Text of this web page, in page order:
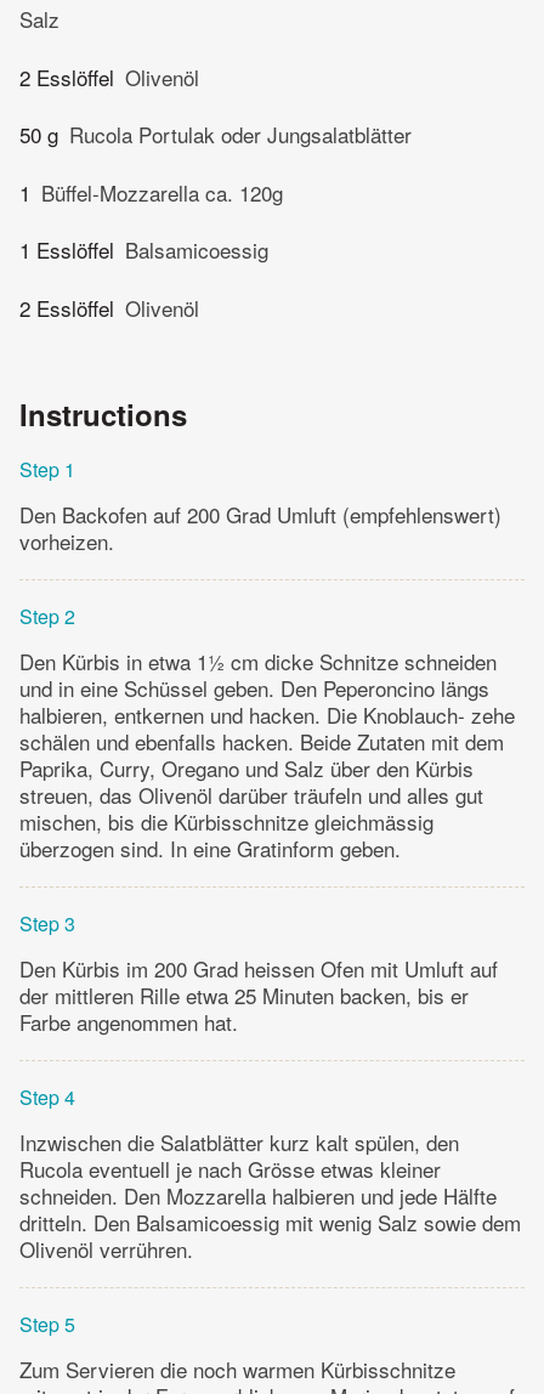
Salz
2 Esslöffel Olivenöl
50 g Rucola Portulak oder Jungsalatblätter
1 Büffel-Mozzarella ca. 120g
1 Esslöffel Balsamicoessig
2 Esslöffel Olivenöl
Instructions
Step 1
Den Backofen auf 200 Grad Umluft (empfehlenswert)
vorheizen.
Step 2
Den Kürbis in etwa 1½ cm dicke Schnitze schneiden
und in eine Schüssel geben. Den Peperoncino längs
halbieren, entkernen und hacken. Die Knoblauch- zehe
schälen und ebenfalls hacken. Beide Zutaten mit dem
Paprika, Curry, Oregano und Salz über den Kürbis
streuen, das Olivenöl darüber träufeln und alles gut
mischen, bis die Kürbisschnitze gleichmässig
überzogen sind. In eine Gratinform geben.
Step 3
Den Kürbis im 200 Grad heissen Ofen mit Umluft auf
der mittleren Rille etwa 25 Minuten backen, bis er
Farbe angenommen hat.
Step 4
Inzwischen die Salatblätter kurz kalt spülen, den
Rucola eventuell je nach Grösse etwas kleiner
schneiden. Den Mozzarella halbieren und jede Hälfte
dritteln. Den Balsamicoessig mit wenig Salz sowie dem
Olivenöl verrühren.
Step 5
Zum Servieren die noch warmen Kürbisschnitze